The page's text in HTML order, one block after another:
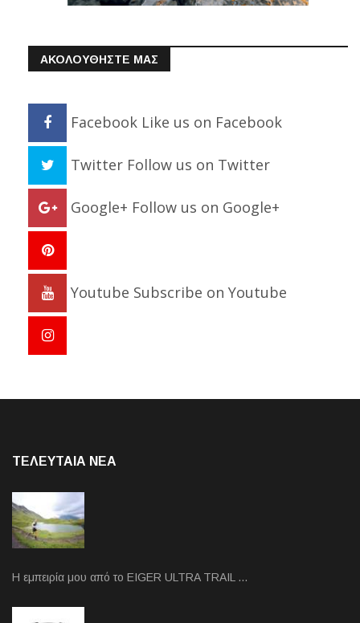
ΑΚΟΛΟΥΘΗΣΤΕ ΜΑΣ
Facebook Like us on Facebook
Twitter Follow us on Twitter
Google+ Follow us on Google+
Youtube Subscribe on Youtube
ΤΕΛΕΥΤΑΙΑ NEA
Η εμπειρία μου από το EIGER ULTRA TRAIL …